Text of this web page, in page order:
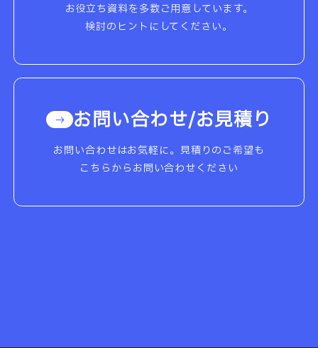
お役立ち資料を多数ご用意しています。
検討のヒントにしてください。
お問い合わせ/お見積り
お問い合わせはお気軽に。見積りのご希望も
こちらからお問い合わせください